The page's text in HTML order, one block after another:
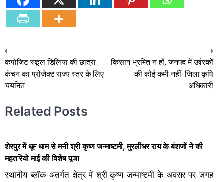
Post
navigation
⟵
कंपोजिट स्कूल डिलिया की छात्रा
कंचन का प्रोजेक्ट राज्य स्तर के लिए
चयनित
किसान भ्रमित न हों, जनपद में उर्वरकों
की कोई कमी नहीं: जिला कृषि
अधिकारी
⟶
Related Posts
शेरपुर में धूम धाम से मनी श्री कृष्ण जन्माष्टमी, मुरलीधर राय के बंशजों ने की
महतरियो माई की विशेष पूजा
स्थानीय ब्लॉक अंतर्गत क्षेत्र में श्री कृष्ण जन्माष्टमी के अवसर पर जगह